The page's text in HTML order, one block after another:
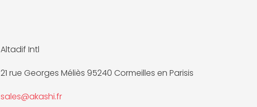
Altadif Intl
21 rue Georges Méliès 95240 Cormeilles en Parisis
sales@akashi.fr